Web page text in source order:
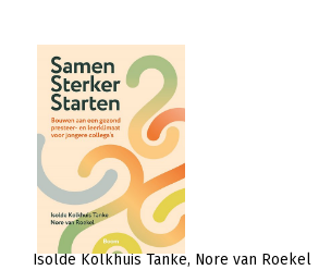
Isolde Kolkhuis Tanke Nore van Roekel